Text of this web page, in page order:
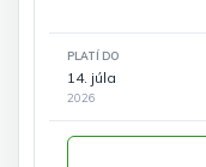
PLATÍ DO
14. júla
2026